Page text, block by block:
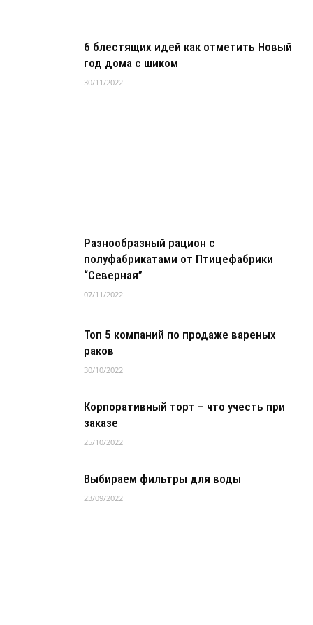
6 блестящих идей как отметить Новый
год дома с шиком
30/11/2022
Разнообразный рацион с
полуфабрикатами от Птицефабрики
“Северная”
07/11/2022
Топ 5 компаний по продаже вареных
раков
30/10/2022
Корпоративный торт – что учесть при
заказе
25/10/2022
Выбираем фильтры для воды
23/09/2022